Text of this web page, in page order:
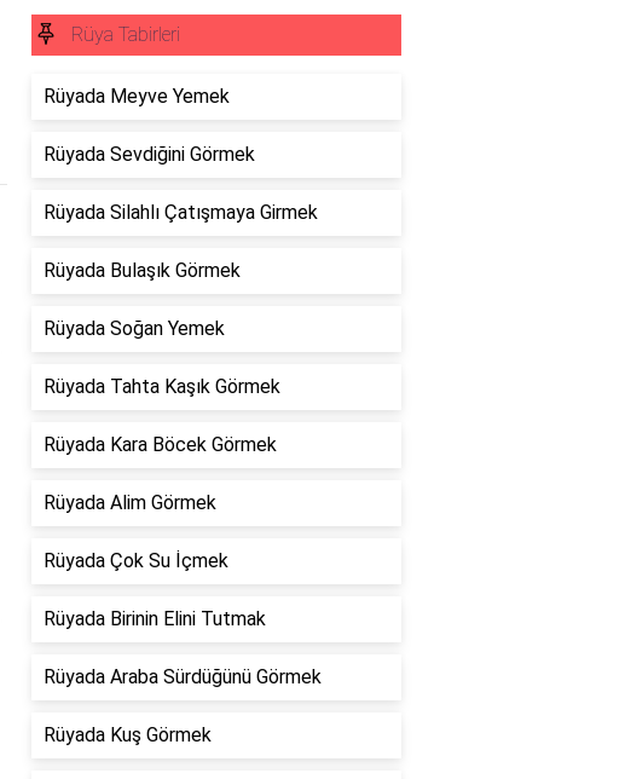
Rüya Tabirleri
Rüyada Meyve Yemek
Rüyada Sevdiğini Görmek
Rüyada Silahlı Çatışmaya Girmek
Rüyada Bulaşık Görmek
Rüyada Soğan Yemek
Rüyada Tahta Kaşık Görmek
Rüyada Kara Böcek Görmek
Rüyada Alim Görmek
Rüyada Çok Su İçmek
Rüyada Birinin Elini Tutmak
Rüyada Araba Sürdüğünü Görmek
Rüyada Kuş Görmek